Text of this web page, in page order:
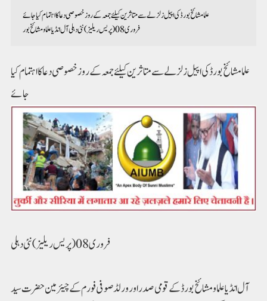
علما مشائخ بورڈ کی اپیل زلزلے سے متاثرین کیلئے جمعہ کے روز خصوصی دعا کا اہتمام کیا جائے
فروری 08(پریس ریلیز) نئی دہلی آل انڈیا علما و مشائخ بور
علما مشائخ بورڈ کی اپیل زلزلے سے متاثرین کیلئے جمعہ کے روز خصوصی دعا کا اہتمام کیا
جائے
فروری 08(پریس ریلیز) نئی دہلی
آل انڈیا علما و مشائخ بورڈ کے قومی صدر اور ورلڈ صوفی فورم کے چیئرمین حضرت سید